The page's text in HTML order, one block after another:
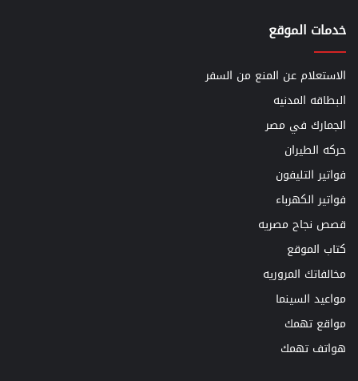
خدمات الموقع
الاستعلام عن المنع من السفر
البطاقه المدنيه
الجمارك في مصر
حركه الطيران
فواتير التليفون
فواتير الكهرباء
قصص نجاح مصريه
كتاب الموقع
مخالفاتك المروريه
مواعيد السينما
مواقع تهمك
هواتف تهمك